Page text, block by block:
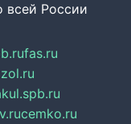
всей России
fas.ru
cemko.ru